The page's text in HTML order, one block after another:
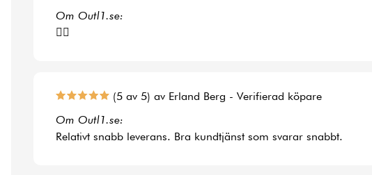
Om Outl1.se:
👍🏻
(5 av 5) av Erland Berg - Verifierad köpare
Om Outl1.se:
Relativt snabb leverans. Bra kundtjänst som svarar snabbt.